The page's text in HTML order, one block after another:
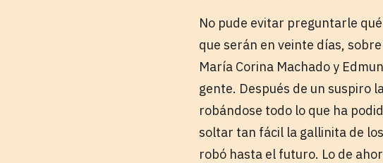
No pude evitar preguntarle
que serán en veinte días,
María Corina Machado y
gente. Después de un suspiro
robándose todo lo que ha
soltar tan fácil la gallinita de
robó hasta el futuro. Lo de